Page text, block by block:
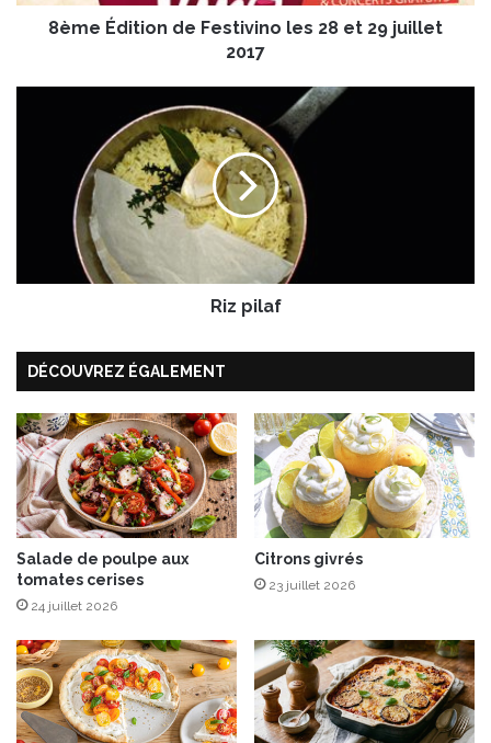
i
n
e
2
8
e
t
2
9
j
u
i
l
e
t
2
0
8ème Édition de Festivino les 28 et 29 juillet
2017
Riz pilaf
DÉCOUVREZ ÉGALEMENT
Salade de poulpe aux
tomates cerises
24 juillet 2026
Citrons givrés
23 juillet 2026